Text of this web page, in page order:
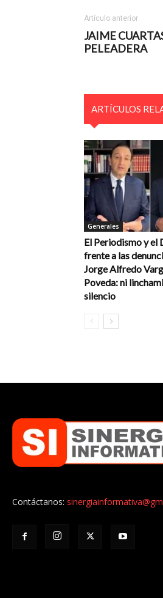
Artículo anterior
JAIME
PELEADERA
ARTÍCULOS
Generales
El Periodismo y el
frente a las
Jorge Alfredo
Poveda: ni
silencio
Contáctanos: